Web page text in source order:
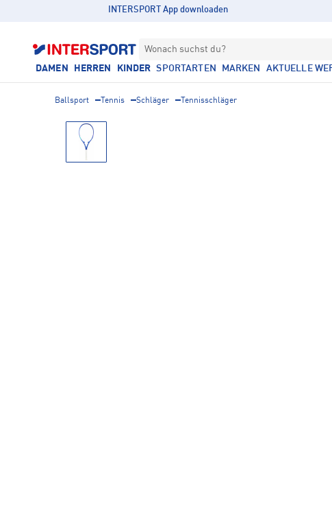
INTERSPORT App downloaden
Wonach suchst du?
DAMEN HERREN KINDER SPORTARTEN MARKEN AKTUELLE
Ballsport Tennis Schläger Tennisschläger